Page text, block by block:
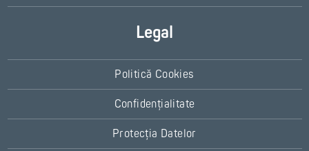
Legal
Politică Cookies
Confidențialitate
Protecția Datelor